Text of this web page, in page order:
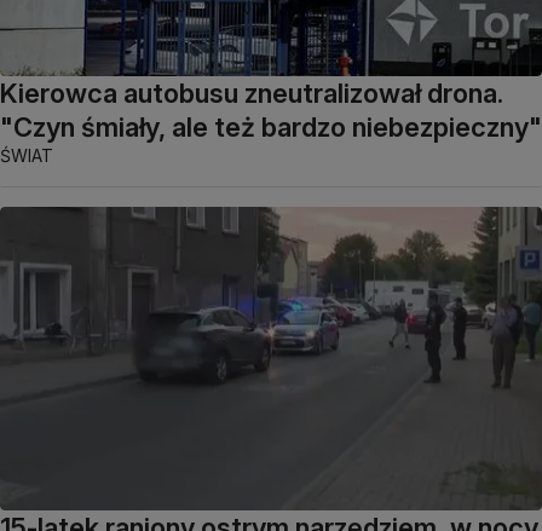
Kierowca autobusu zneutralizował drona.
"Czyn śmiały, ale też bardzo niebezpieczny"
ŚWIAT